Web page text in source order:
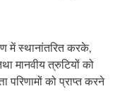
में स्थानांतरित करके,
मानवीय त्रुटियों को
परिणामों को प्राप्त करने